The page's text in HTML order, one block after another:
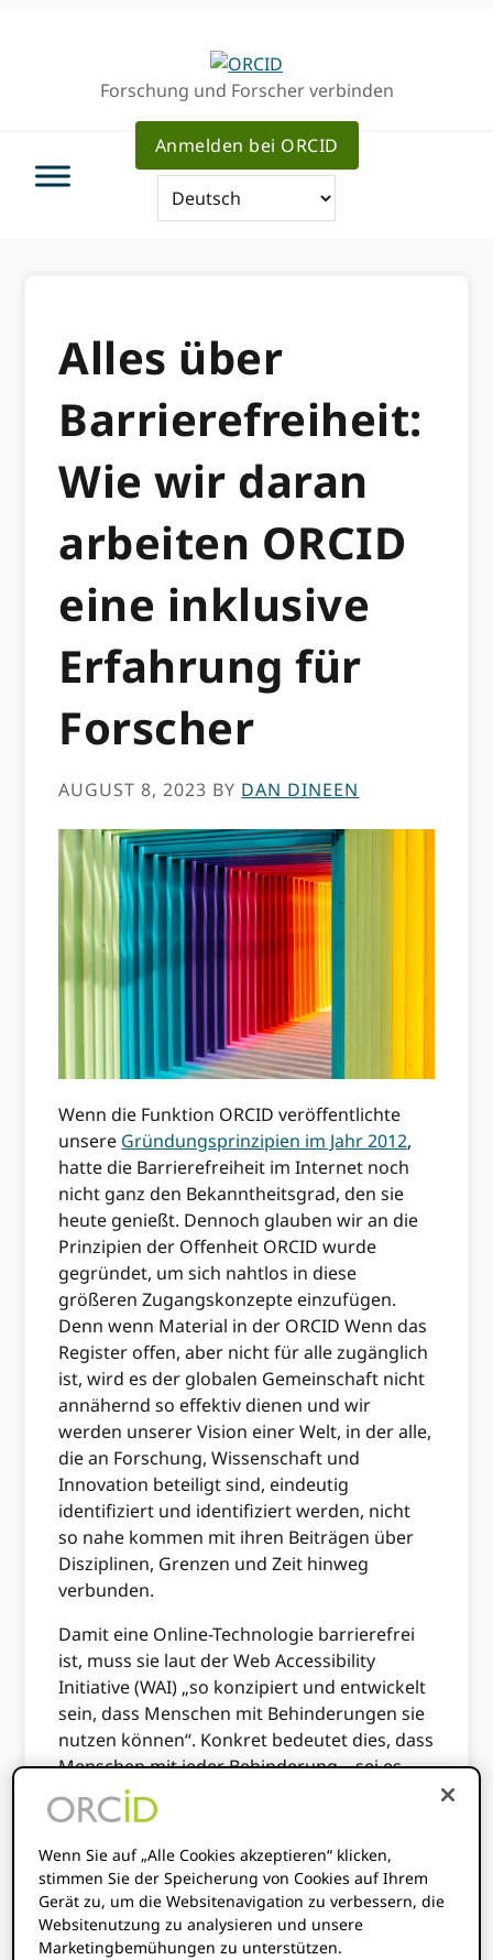
Forschung und Forscher verbinden
Anmelden bei ORCID
Alles über
Barrierefreiheit:
Wie wir daran
arbeiten ORCID
eine inklusive
Erfahrung für
Forscher
AUGUST 8, 2023 BY DAN DINEEN
Wenn die Funktion ORCID veröffentlichte
unsere Gründungsprinzipien im Jahr 2012,
hatte die Barrierefreiheit im Internet noch
nicht ganz den Bekanntheitsgrad, den sie
heute genießt. Dennoch glauben wir an die
Prinzipien der Offenheit ORCID wurde
gegründet, um sich nahtlos in diese
größeren Zugangskonzepte einzufügen.
Denn wenn Material in der ORCID Wenn das
Register offen, aber nicht für alle zugänglich
ist, wird es der globalen Gemeinschaft nicht
annähernd so effektiv dienen und wir
werden unserer Vision einer Welt, in der alle,
die an Forschung, Wissenschaft und
Innovation beteiligt sind, eindeutig
identifiziert und identifiziert werden, nicht
so nahe kommen mit ihren Beiträgen über
Disziplinen, Grenzen und Zeit hinweg
verbunden.
Damit eine Online-Technologie barrierefrei
ist, muss sie laut der Web Accessibility
Initiative (WAI) „so konzipiert und entwickelt
sein, dass Menschen mit Behinderungen sie
nutzen können“. Konkret bedeutet dies, dass
Menschen mit jeder Behinderung – sei es
auditiv, kognitiv, neurologisch, körperlich,
sprachlich oder visuell – Inhalte, die sie im
Internet finden, wahrnehmen, verstehen,
navigieren, mit ihnen interagieren und dazu
beitragen können.
Während dieaktualisiert ORCID
Wenn Sie auf „Alle Cookies akzeptieren“ klicken,
stimmen Sie der Speicherung von Cookies auf Ihrem
Gerät zu, um die Websitenavigation zu verbessern, die
Websitenutzung zu analysieren und unsere
Marketingbemühungen zu unterstützen.